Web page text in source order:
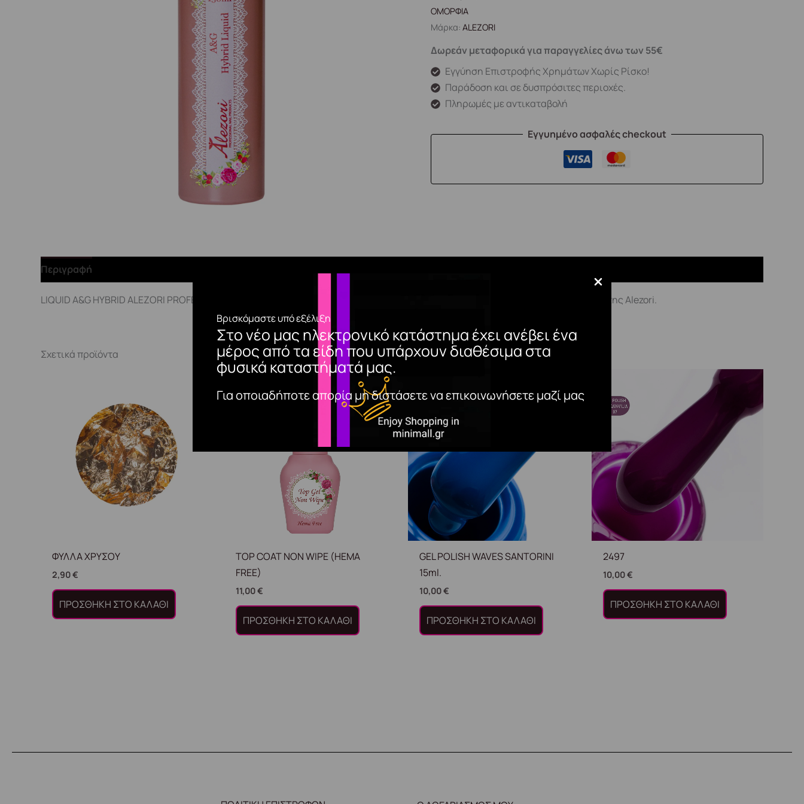
Βρισκόμαστε υπό εξέλιξη
Στο νέο μας ηλεκτρονικό κατάστημα έχει ανέβει ένα
μέρος από τα είδη που υπάρχουν διαθέσιμα στα
φυσικά καταστήματά μας.
Για οποιαδήποτε απορία μη διστάσετε να επικοινωνήσετε μαζί μας
ΟΜΟΡΦΙΑ
Μάρκα:ALEZORI
Δωρεάν μεταφορικά για παραγγελίες άνω των 55€
Εγγύηση Επιστροφής Χρημάτων Χωρίς Ρίσκο!
Παράδοση και σε δυσπρόσιτες περιοχές.
Πληρωμές με αντικαταβολή
Εγγυημένο ασφαλές checkout
Περιγραφή
LIQUID A&G HYBRID ALEZORI PROFESSIONAL NAIL PRODUCTSΥγρό με το οποίο δουλεύονται όλα τα υβριδικά (acrygel) συστήματα της Alezori.
Σχετικά προϊόντα
ΦΥΛΛΑ ΧΡΥΣΟΥ
2,90€
ΠΡΟΣΘΉΚΗ ΣΤΟ ΚΑΛΆΘΙ
TOP COAT NON WIPE (HEMA
FREE)
11,00€
ΠΡΟΣΘΉΚΗ ΣΤΟ ΚΑΛΆΘΙ
GEL POLISH WAVES SANTORINI
15ml.
10,00€
ΠΡΟΣΘΉΚΗ ΣΤΟ ΚΑΛΆΘΙ
2497
10,00€
ΠΡΟΣΘΉΚΗ ΣΤΟ ΚΑΛΆΘΙ